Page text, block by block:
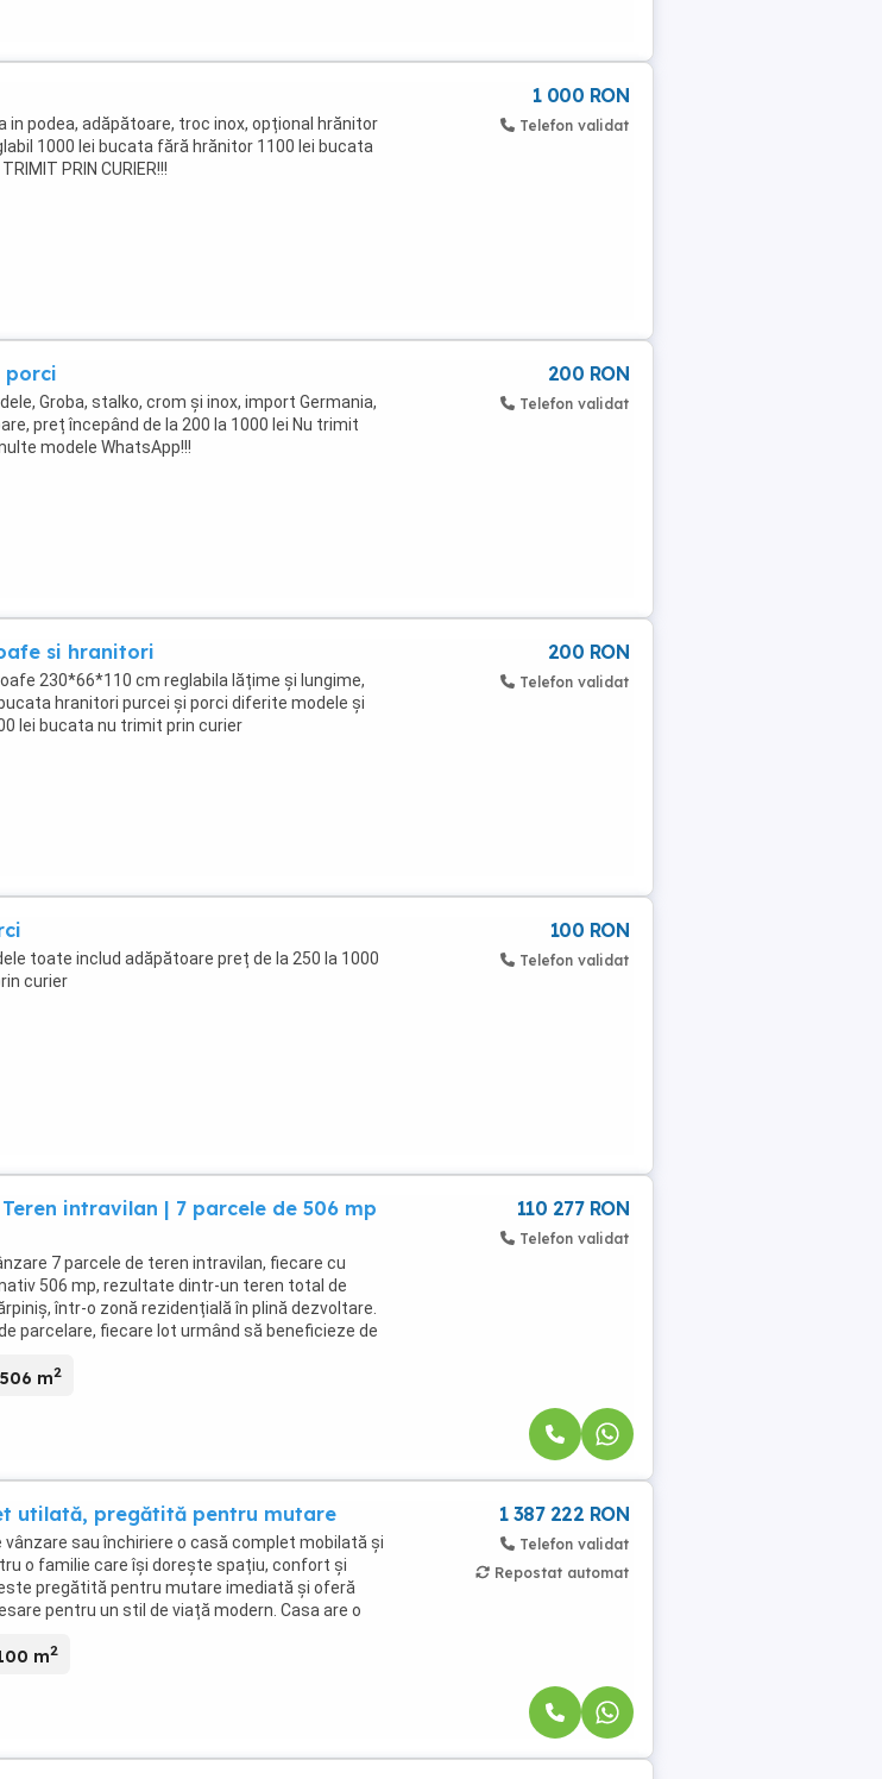
in podea, adăpătoare, troc inox, opțional hrănitor
1000 lei bucata fără hrănitor 1100 lei bucata
PRIN CURIER!!!
1 000 RON
Telefon validat
porci
Groba, stalko, crom și inox, import Germania,
preț începând de la 200 la 1000 lei Nu trimit
modele WhatsApp!!!
200 RON
Telefon validat
si hranitori
230*66*110 cm reglabila lățime și lungime,
hranitori purcei și porci diferite modele și
lei bucata nu trimit prin curier
200 RON
Telefon validat
toate includ adăpătoare preț de la 250 la 1000
curier
100 RON
Telefon validat
Teren intravilan | 7 parcele de 506 mp
7 parcele de teren intravilan, fiecare cu
506 mp, rezultate dintr-un teren total de
într-o zonă rezidențială în plină dezvoltare.
parcelare, fiecare lot urmând să beneficieze de
m2
110 277 RON
Telefon validat
utilată, pregătită pentru mutare
vânzare sau închiriere o casă complet mobilată și
o familie care își dorește spațiu, confort și
pregătită pentru mutare imediată și oferă
pentru un stil de viață modern. Casa are o
m2
1 387 222 RON
Telefon validat
Repostat automat